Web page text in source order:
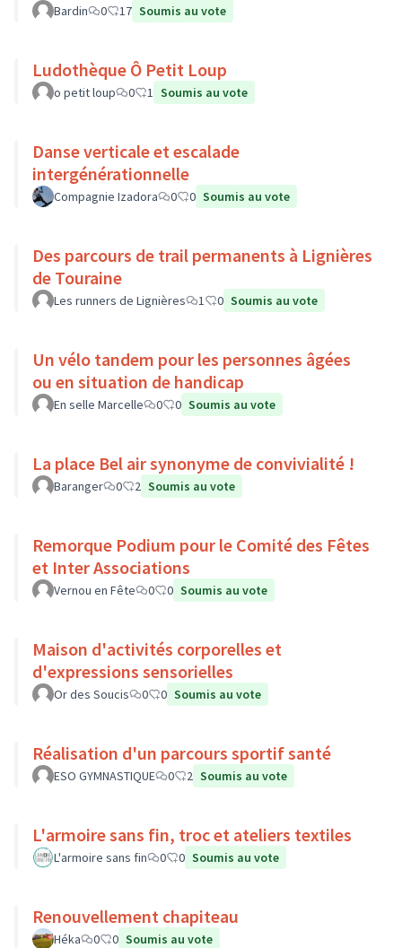
Bardin 0 17 Soumis au vote
Ludothèque Ô Petit Loup
o petit loup 0 1 Soumis au vote
Danse verticale et escalade
intergénérationnelle
Compagnie Izadora 0 0 Soumis au vote
Des parcours de trail permanents à Lignières
de Touraine
Les runners de Lignières 1 0 Soumis au vote
Un vélo tandem pour les personnes âgées
ou en situation de handicap
En selle Marcelle 0 0 Soumis au vote
La place Bel air synonyme de convivialité !
Baranger 0 2 Soumis au vote
Remorque Podium pour le Comité des Fêtes
et Inter Associations
Vernou en Fête 0 0 Soumis au vote
Maison d'activités corporelles et
d'expressions sensorielles
Or des Soucis 0 0 Soumis au vote
Réalisation d'un parcours sportif santé
ESO GYMNASTIQUE 0 2 Soumis au vote
L'armoire sans fin, troc et ateliers textiles
L'armoire sans fin 0 0 Soumis au vote
Renouvellement chapiteau
Héka 0 0 Soumis au vote